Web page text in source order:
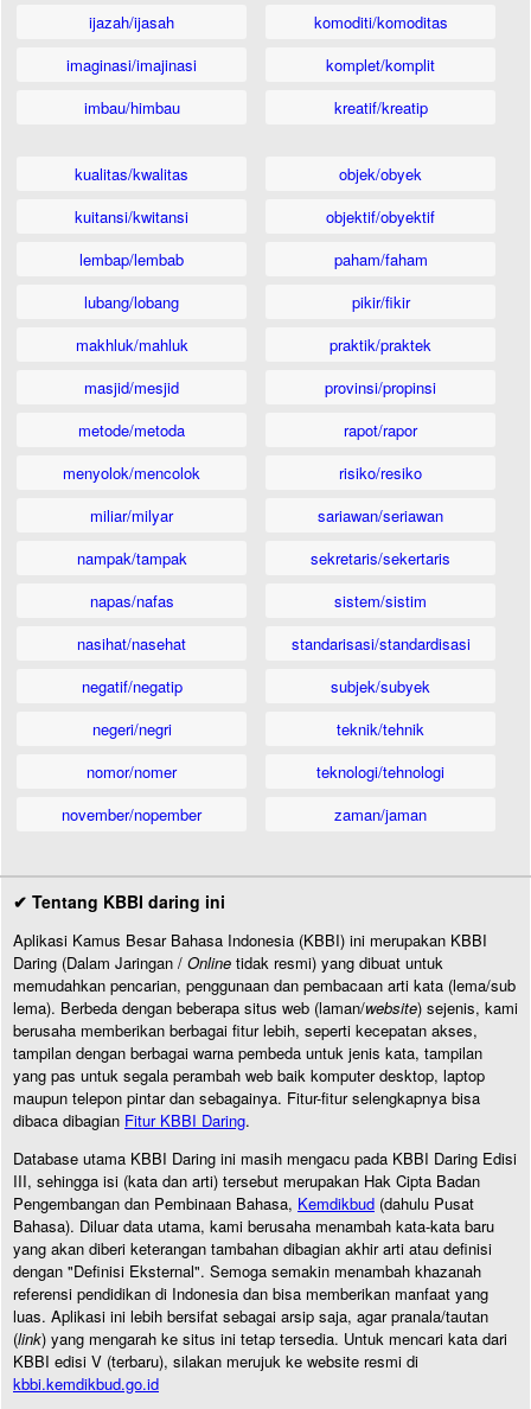
ijazah/ijasah
imaginasi/imajinasi
imbau/himbau
komoditi/komoditas
komplet/komplit
kreatif/kreatip
kualitas/kwalitas
kuitansi/kwitansi
lembap/lembab
lubang/lobang
makhluk/mahluk
masjid/mesjid
metode/metoda
menyolok/mencolok
miliar/milyar
nampak/tampak
napas/nafas
nasihat/nasehat
negatif/negatip
negeri/negri
nomor/nomer
november/nopember
objek/obyek
objektif/obyektif
paham/faham
pikir/fikir
praktik/praktek
provinsi/propinsi
rapot/rapor
risiko/resiko
sariawan/seriawan
sekretaris/sekertaris
sistem/sistim
standarisasi/standardisasi
subjek/subyek
teknik/tehnik
teknologi/tehnologi
zaman/jaman
✔ Tentang KBBI daring ini
Aplikasi Kamus Besar Bahasa Indonesia (KBBI) ini merupakan KBBI
Daring (Dalam Jaringan / Online tidak resmi) yang dibuat untuk
memudahkan pencarian, penggunaan dan pembacaan arti kata (lema/sub
lema). Berbeda dengan beberapa situs web (laman/website) sejenis, kami
berusaha memberikan berbagai fitur lebih, seperti kecepatan akses,
tampilan dengan berbagai warna pembeda untuk jenis kata, tampilan
yang pas untuk segala perambah web baik komputer desktop, laptop
maupun telepon pintar dan sebagainya. Fitur-fitur selengkapnya bisa
dibaca dibagian Fitur KBBI Daring.
Database utama KBBI Daring ini masih mengacu pada KBBI Daring Edisi
III, sehingga isi (kata dan arti) tersebut merupakan Hak Cipta Badan
Pengembangan dan Pembinaan Bahasa, Kemdikbud (dahulu Pusat
Bahasa). Diluar data utama, kami berusaha menambah kata-kata baru
yang akan diberi keterangan tambahan dibagian akhir arti atau definisi
dengan "Definisi Eksternal". Semoga semakin menambah khazanah
referensi pendidikan di Indonesia dan bisa memberikan manfaat yang
luas. Aplikasi ini lebih bersifat sebagai arsip saja, agar pranala/tautan
(link) yang mengarah ke situs ini tetap tersedia. Untuk mencari kata dari
KBBI edisi V (terbaru), silakan merujuk ke website resmi di
kbbi.kemdikbud.go.id